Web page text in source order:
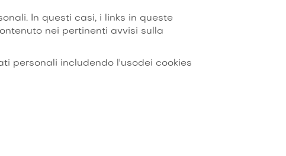
In questi casi, i links in queste
nei pertinenti avvisi sulla
personali includendo l'usodei cookies